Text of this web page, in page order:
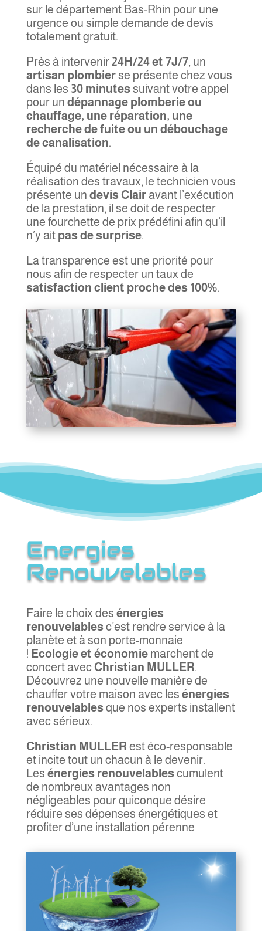
sur le département Bas-Rhin pour une
urgence ou simple demande de devis
totalement gratuit.
Près à intervenir24H/24 et 7J/7, un
artisan plombierse présente chez vous
dans les 30 minutessuivant votre appel
pour un dépannage plomberie ou
chauffage, une réparation, une
recherche de fuite ou un débouchage
de canalisation.
Équipé du matériel nécessaire à la
réalisation des travaux, le technicien vous
présente un devis Clairavant l’exécution
de la prestation, il se doit de respecter
une fourchette de prix prédéfini afin qu’il
n’y ait pas de surprise.
La transparence est une priorité pour
nous afin de respecter un taux de
satisfaction client proche des 100%.
Energies
Renouvelables
Faire le choix des énergies
renouvelablesc’est rendre service à la
planète et à son porte-monnaie
! Ecologie et économiemarchent de
concert avecChristian MULLER.
Découvrez une nouvelle manière de
chauffer votre maison avec les énergies
renouvelablesque nos experts installent
avec sérieux.
Christian MULLER est éco-responsable
et incite tout un chacun à le devenir.
Les énergies renouvelablescumulent
de nombreux avantages non
négligeables pour quiconque désire
réduire ses dépenses énergétiques et
profiter d’une installation pérenne